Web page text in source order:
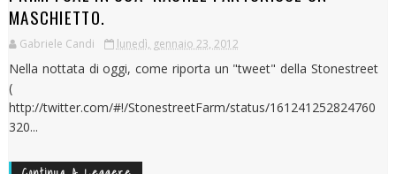
MASCHIETTO.
Gabriele Candi lunedì, gennaio 23, 2012
Nella nottata di oggi, come riporta un "tweet" della Stonestreet
(
http://twitter.com/#!/StonestreetFarm/status/161241252824760
320...